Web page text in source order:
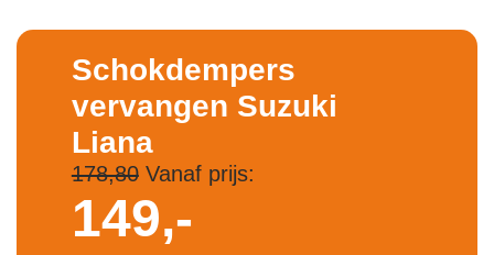
Schokdempers
vervangen Suzuki
Liana
178,80Vanaf prijs:
149,-